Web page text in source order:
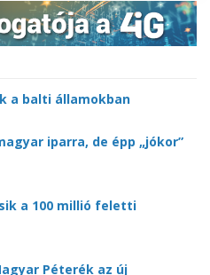
a balti államokban
iparra, de épp „jókor”
a 100 millió feletti
Péterék az új